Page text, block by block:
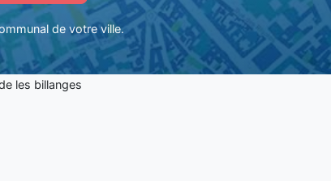
de votre ville.